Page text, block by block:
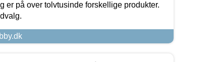
er på over tolvtusinde forskellige produkter.